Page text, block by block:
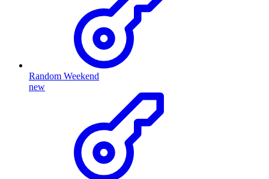
Random Weekend
new